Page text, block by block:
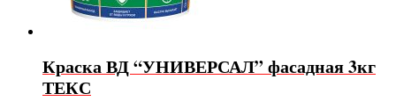
Краска ВД “УНИВЕРСАЛ” фасадная 3кг
ТЕКС